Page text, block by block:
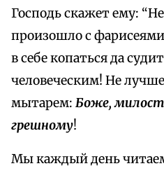
Господь скажет ему:
произошло с
в себе копаться да
человеческим! Не
мытарем: Боже,
грешному!
Мы каждый день